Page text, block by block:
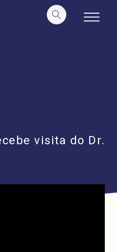
visita do Dr.